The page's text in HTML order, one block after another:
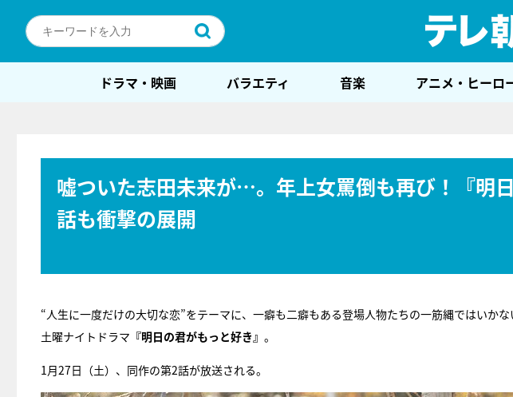
ドラマ・映画 バラエティ 音楽 アニメ・ヒーロ
嘘ついた志田未来が…。年上女罵倒も再び！『明
話も衝撃の展開
“人生に一度だけの大切な恋”をテーマに、一癖も二癖もある登場人物たちの一筋縄ではいか
土曜ナイトドラマ 『明日の君がもっと好き』 。
1月27日（土）、同作の第2話が放送される。